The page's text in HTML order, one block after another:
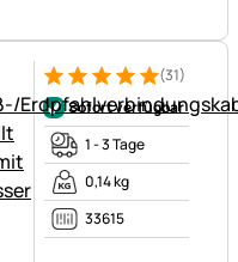
Bewertung: 5 von 5 (31
31 Bewertungen (31)
Sofort verfügbar
1 - 3 Tage
0,14 kg
33615